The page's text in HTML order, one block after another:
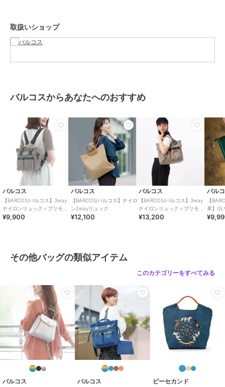
サイズ
素材
以下)/ファスナー式/その他出
収納可/2WAY以上
その他バッグ
本革/ナイロン/
大(幅31～45cm
以下)/ ファスナー式
その他出
し入れ/ ライフスタイル
Ａ４
収納可/2WAY以上
取扱いショップ
バルコスからあなたへのおすすめ
バルコス
【BARCOS/バルコス】3way
ナイロンリュック＜プリモミ
ニ＞
¥9,900
バルコス
【BARCOS/バルコス】ナイロ
ン2wayリュック
¥12,100
バルコス
【BARCOS/バルコス】3way
ナイロンリュック＜プリモグ
ランデ＞
¥13,200
バル
【
革】GL
ザーコ
その他バッグの類似アイテム
このカテゴリーをすべてみる
バルコス バルコス ビーセカンド